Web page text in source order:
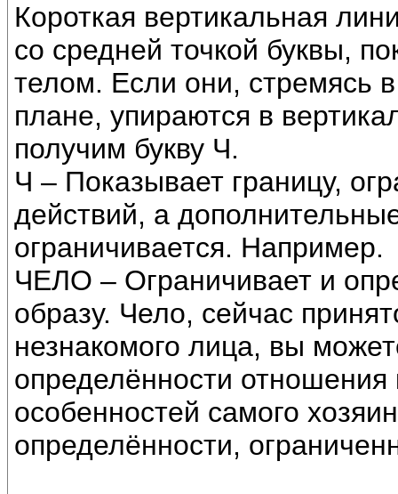
Короткая вертикальная
со средней точкой буквы,
телом. Если они, стремясь
плане, упираются в
получим букву Ч.
Ч – Показывает границу,
действий, а
ограничивается. Например.
ЧЕЛО – Ограничивает и
образу. Чело, сейчас
незнакомого лица, вы
определённости отношения
особенностей самого
определённости,